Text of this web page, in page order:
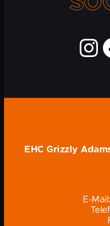
EHC Grizzly
E-